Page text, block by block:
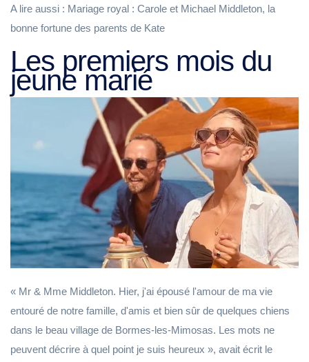
A lire aussi : Mariage royal : Carole et Michael Middleton, la
bonne fortune des parents de Kate
Les premiers mois du
jeune marié
« Mr & Mme Middleton. Hier, j'ai épousé l'amour de ma vie
entouré de notre famille, d'amis et bien sûr de quelques chiens
dans le beau village de Bormes-les-Mimosas. Les mots ne
peuvent décrire à quel point je suis heureux », avait écrit le